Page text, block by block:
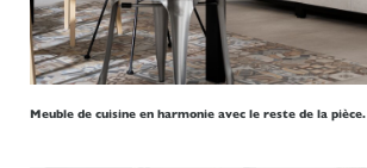
Meuble de cuisine en harmonie avec le reste de la pièce.